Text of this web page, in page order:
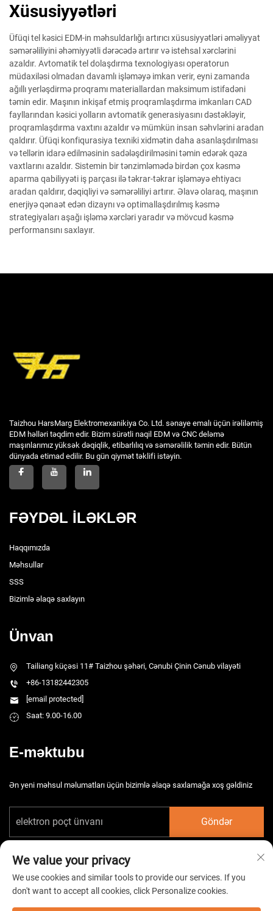
Xüsusiyyətləri
Üfüqi tel kəsici EDM-in məhsuldarlığı artırıcı xüsusiyyətləri əməliyyat
səmərəliliyini əhəmiyyətli dərəcədə artırır və istehsal xərclərini
azaldır. Avtomatik tel dolaşdırma texnologiyası operatorun
müdaxiləsi olmadan davamlı işləməyə imkan verir, eyni zamanda
ağıllı yerləşdirmə proqramı materiallardan maksimum istifadəni
təmin edir. Maşının inkişaf etmiş proqramlaşdırma imkanları CAD
fayllarından kəsici yolların avtomatik generasiyasını dəstəkləyir,
proqramlaşdırma vaxtını azaldır və mümkün insan səhvlərini aradan
qaldırır. Üfüqi konfiqurasiya texniki xidmətin daha asanlaşdırılması
və tellərin idarə edilməsinin sadələşdirilməsini təmin edərək qəza
vaxtlarını azaldır. Sistemin bir tənzimləmədə birdən çox kəsmə
aparma qabiliyyəti iş parçası ilə təkrar-təkrar işləməyə ehtiyacı
aradan qaldırır, dəqiqliyi və səmərəliliyi artırır. Əlavə olaraq, maşının
enerjiyə qənaət edən dizaynı və optimallaşdırılmış kəsmə
strategiyaları aşağı işləmə xərcləri yaradır və mövcud kəsmə
performansını saxlayır.
Taizhou HarsMarg Elektromexanikiya Co. Ltd. sənaye emalı üçün irəliləmiş
EDM həlləri təqdim edir. Bizim sürətli naqil EDM və CNC deləmə
maşınlarımız yüksək dəqiqlik, etibarlılıq və səmərəlilik təmin edir. Bütün
dünyada etimad edilir. Bu gün qiymət təklifi istəyin.
FƏYDƏL İLƏKLƏR
Haqqımızda
Məhsullar
SSS
Bizimlə əlaqə saxlayın
Ünvan
Tailiang küçəsi 11# Taizhou şəhəri, Cənubi Çinin Cənub vilayəti
+86-13182442305
[email protected]
Saat: 9.00-16.00
E-məktubu
Ən yeni məhsul məlumatları üçün bizimlə əlaqə saxlamağa xoş gəldiniz
Göndər
We value your privacy
We use cookies and similar tools to provide our services. If you
don't want to accept all cookies, click Personalize cookies.